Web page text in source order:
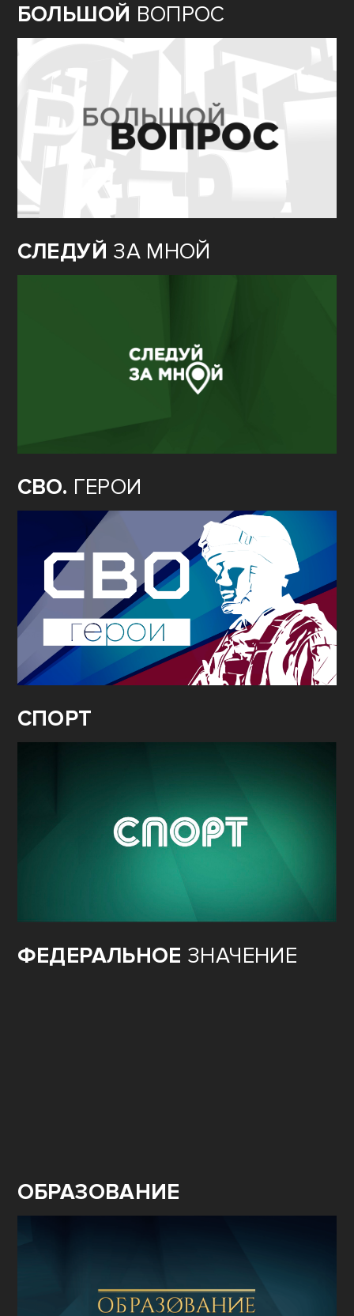
БОЛЬШОЙ ВОПРОС
СЛЕДУЙ ЗА МНОЙ
СВО. ГЕРОИ
СПОРТ
ФЕДЕРАЛЬНОЕ ЗНАЧЕНИЕ
ОБРАЗОВАНИЕ